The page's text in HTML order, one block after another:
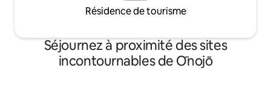
Résidence de tourisme
Séjournez à proximité des sites
incontournables de Ōnojō